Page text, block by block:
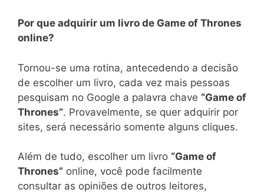
Por que adquirir um livro de Game of Thrones
online?
Tornou-se uma rotina, antecedendo a decisão
de escolher um livro, cada vez mais pessoas
pesquisam no Google a palavra chave “Game of
Thrones”. Provavelmente, se quer adquirir por
sites, será necessário somente alguns cliques.
Além de tudo, escolher um livro “Game of
Thrones” online, você pode facilmente
consultar as opiniões de outros leitores,